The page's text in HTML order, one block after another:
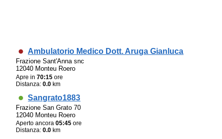
Ambulatorio Medico Dott. Aruga Gianluca
Frazione Sant'Anna snc
12040 Monteu Roero
Apre in70:15 ore
Distanza:0.0 km
Sangrato1883
Frazione San Grato 70
12040 Monteu Roero
Aperto ancora05:45 ore
Distanza:0.0 km